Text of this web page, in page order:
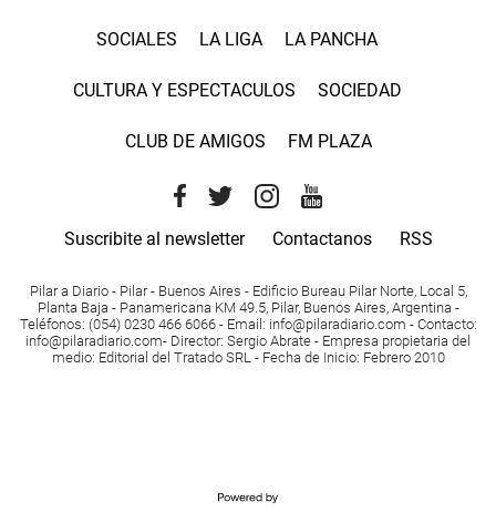
SOCIALES LA LIGA LA PANCHA
CULTURA Y ESPECTACULOS SOCIEDAD
CLUB DE AMIGOS FM PLAZA
Suscribite al newsletter Contactanos RSS
Pilar a Diario - Pilar - Buenos Aires - Edificio Bureau Pilar Norte, Local 5,
Planta Baja - Panamericana KM 49.5, Pilar, Buenos Aires, Argentina -
Teléfonos: (054) 0230 466 6066 - Email : info@pilaradiario.com - Contacto:
info@pilaradiario.com- Director: Sergio Abrate - Empresa propietaria del
medio: Editorial del Tratado SRL - Fecha de Inicio: Febrero 2010